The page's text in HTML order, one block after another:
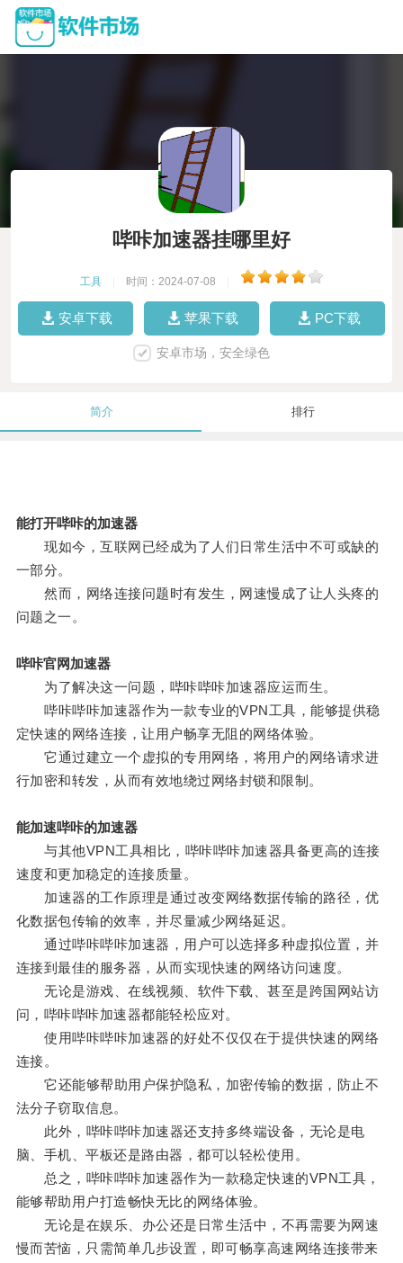
哔咔加速器挂哪里好
工具 时间：2024-07-08
安卓下载 苹果下载 PC下载
安卓市场，安全绿色
简介 排行
能打开哔咔的加速器
现如今，互联网已经成为了人们日常生活中不可或缺的
一部分。
然而，网络连接问题时有发生，网速慢成了让人头疼的
问题之一。
哔咔官网加速器
为了解决这一问题，哔咔哔咔加速器应运而生。
哔咔哔咔加速器作为一款专业的VPN工具，能够提供稳
定快速的网络连接，让用户畅享无阻的网络体验。
它通过建立一个虚拟的专用网络，将用户的网络请求进
行加密和转发，从而有效地绕过网络封锁和限制。
能加速哔咔的加速器
与其他VPN工具相比，哔咔哔咔加速器具备更高的连接
速度和更加稳定的连接质量。
加速器的工作原理是通过改变网络数据传输的路径，优
化数据包传输的效率，并尽量减少网络延迟。
通过哔咔哔咔加速器，用户可以选择多种虚拟位置，并
连接到最佳的服务器，从而实现快速的网络访问速度。
无论是游戏、在线视频、软件下载、甚至是跨国网站访
问，哔咔哔咔加速器都能轻松应对。
使用哔咔哔咔加速器的好处不仅仅在于提供快速的网络
连接。
它还能够帮助用户保护隐私，加密传输的数据，防止不
法分子窃取信息。
此外，哔咔哔咔加速器还支持多终端设备，无论是电
脑、手机、平板还是路由器，都可以轻松使用。
总之，哔咔哔咔加速器作为一款稳定快速的VPN工具，
能够帮助用户打造畅快无比的网络体验。
无论是在娱乐、办公还是日常生活中，不再需要为网速
慢而苦恼，只需简单几步设置，即可畅享高速网络连接带来